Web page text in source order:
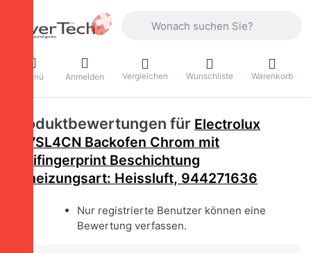
Menü Anmelden Vergleichen Wunschliste Warenkorb
Produktbewertungen für Electrolux
EB7SL4CN Backofen Chrom mit
Antifingerprint Beschichtung
Beheizungsart: Heissluft, 944271636
Nur registrierte Benutzer können eine
Bewertung verfassen.